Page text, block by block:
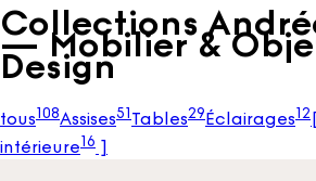
Collections
— Mobilier &
Design
tous108Assises51 Tables29Éclairages12
intérieure16 ]